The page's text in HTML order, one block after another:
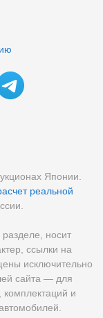
Японии.
реальной
носит
ссылки на
исключительно
сайта — для
и